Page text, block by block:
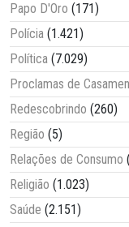
Papo D'Oro (171)
Polícia (1.421)
Política (7.029)
Proclamas de
Redescobrindo (260)
Região (5)
Relações de Consumo
Religião (1.023)
Saúde (2.151)